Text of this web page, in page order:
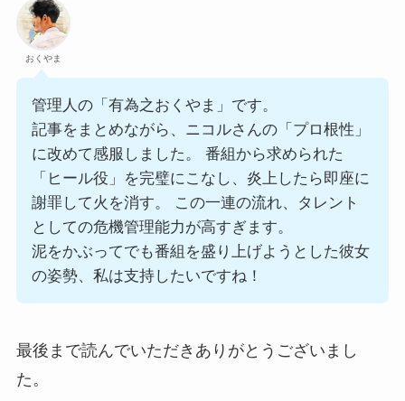
おくやま
管理人の「有為之おくやま」です。
記事をまとめながら、ニコルさんの「プロ根性」
に改めて感服しました。 番組から求められた
「ヒール役」を完璧にこなし、炎上したら即座に
謝罪して火を消す。 この一連の流れ、タレント
としての危機管理能力が高すぎます。
泥をかぶってでも番組を盛り上げようとした彼女
の姿勢、私は支持したいですね！
最後まで読んでいただきありがとうございまし
た。